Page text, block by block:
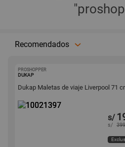
Recomendados
PROSHOPPER
DUKAP
Dukap Maletas de viaje Liverpool 71
s/
s/ 399